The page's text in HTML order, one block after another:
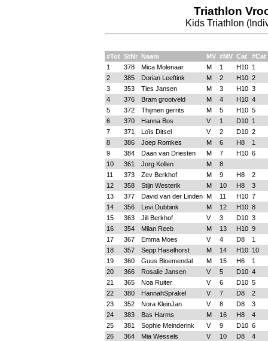
Triathlon
Kids Triathlon
#Tot StNr Naam MV #MV Cat
#Cat
1
378 Mica Molenaar M 1 H10 1
2
385 Dorian Leeftink M 2 H10 2
3
353 Ties Jansen M 3 H10 3
4
376 Bram grootveld M 4 H10 4
5
372 Thijmen gerrits M 5 H10 5
6
370 Hanna Bos V 1 D10 1
7
371 Loïs Ditsel V 2 D10 2
8
386 Joep Romkes M 6 H8
1
9
384 Daan van Driesten M 7 H10 6
10
361 Jorg Kollen M
8
11
373 Zev Berkhof M 9 H8
2
12
358 Stijn Westerik M 10 H8
3
13
377 David van der Linden M 11 H10 7
14
356 Levi Dubbink M 12 H10 8
15
363 Jill Berkhof V 3 D10 3
16
354 Milan Reeb M 13 H10 9
17
367 Emma Moes V 4 D8
1
18
357 Sepp Haselhorst M 14 H10 10
19
360 Guus Bloemendal M 15 H6
1
20
366 Rosalie Jansen V 5 D10 4
21
365 Noa Ruiter V 6 D10 5
22
380 HannahSprakel V 7 D8
2
23
352 Nora KleinJan V 8 D8
3
24
383 Bas Harms M 16 H8
4
25
381 Sophie Meinderink V 9 D10 6
26
364 Mia Wessels V 10 D8
4